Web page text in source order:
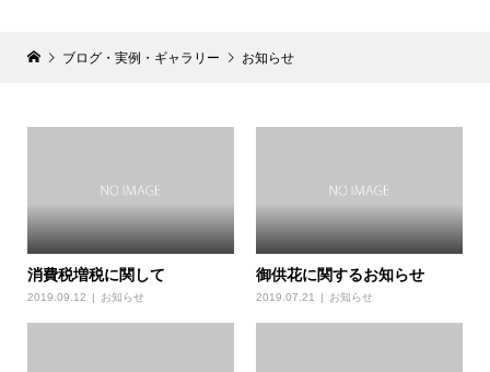
ブログ・実例・ギャラリー お知らせ
消費税増税に関して
2019.09.12 お知らせ
御供花に関するお知らせ
2019.07.21 お知らせ